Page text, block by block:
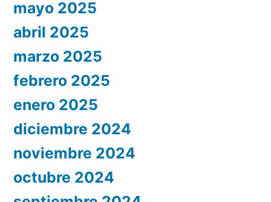
mayo 2025
abril 2025
marzo 2025
febrero 2025
enero 2025
diciembre 2024
noviembre 2024
octubre 2024